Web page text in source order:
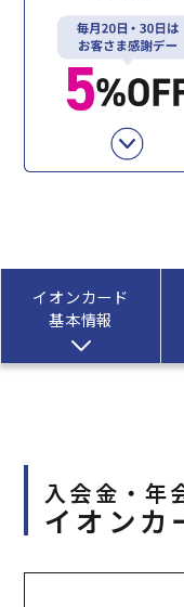
イオンカード
基本情報
入会金・年
イオンカ